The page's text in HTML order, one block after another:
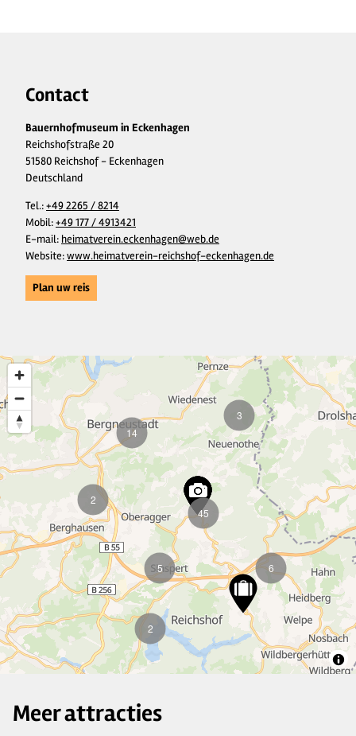
Contact
Bauernhofmuseum in Eckenhagen
Reichshofstraße 20
51580 Reichshof - Eckenhagen
Deutschland
Tel.:+49 2265 / 8214
Mobil:+49 177 / 4913421
E-mail: heimatverein.eckenhagen@web.de
Website:www.heimatverein-reichshof-eckenhagen.de
Plan uw reis
45
5
14
6
3
2
2
Meer attracties